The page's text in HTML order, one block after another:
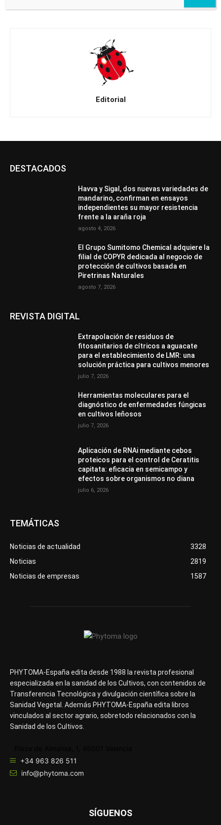
Editorial
DESTACADOS
Havva y Sigal, dos nuevas variedades de
mandarino, confirman en ensayos
independientes su mayor resistencia
frente a la araña roja
agosto 4, 2026
El Grupo Sumitomo Chemical adquiere la
filial de COPYR dedicada al negocio de
protección de cultivos basada en
Piretrinas Naturales
agosto 7, 2026
REVISTA DIGITAL
Extrapolación de residuos de
fitosanitarios de cítricos a aguacate
para el establecimiento de LMR: una
solución práctica para cultivos menores
julio 7, 2026
Herramientas moleculares para el
diagnóstico de enfermedades fúngicas
en cultivos leñosos
julio 7, 2026
Aplicación de RNAi mediante cebos
proteicos para el control de Ceratitis
capitata: eficacia en semicampo y
efectos sobre organismos no diana
julio 6, 2026
TEMÁTICAS
Noticias de actualidad
3328
Noticias
2819
Noticias de empresas
1587
PHYTOMA-España edita desde 1988 la revista profesional
especializada en la sanidad de los Cultivos, con contenidos de
Transferencia Tecnológica y divulgación científica sobre la
Sanidad Vegetal. Además PHYTOMA-España edita libros
vinculados al sector agrario, sobretodo relacionados con la
Sanidad de los Cultivos.
+34 963 826 511
info@phytoma.com
SÍGUENOS